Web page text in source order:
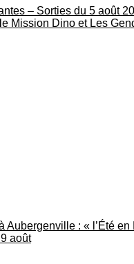
– Sorties du 5 août
Mission Dino et Les
Aubergenville : « l’Été en
août